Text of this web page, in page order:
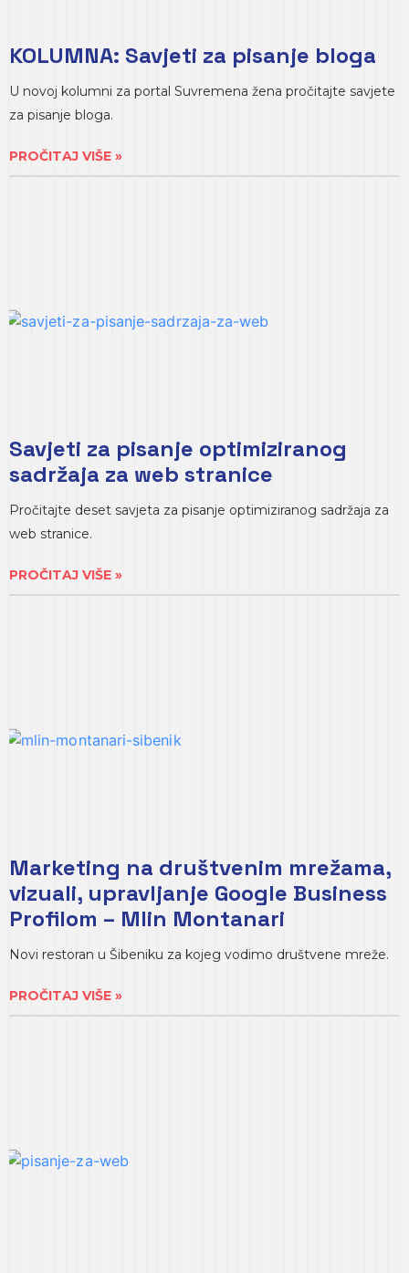
KOLUMNA: Savjeti za pisanje bloga
U novoj kolumni za portal Suvremena žena pročitajte savjete
za pisanje bloga.
PROČITAJ VIŠE »
Savjeti za pisanje optimiziranog
sadržaja za web stranice
Pročitajte deset savjeta za pisanje optimiziranog sadržaja za
web stranice.
PROČITAJ VIŠE »
Marketing na društvenim mrežama,
vizuali, upravljanje Google Business
Profilom – Mlin Montanari
Novi restoran u Šibeniku za kojeg vodimo društvene mreže.
PROČITAJ VIŠE »